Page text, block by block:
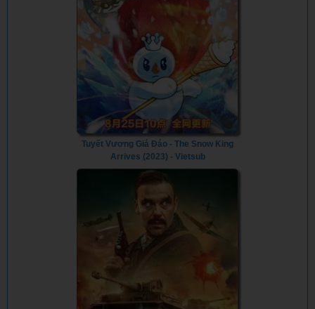
Tuyết Vương Giá Đáo - The Snow King
Arrives (2023) - Vietsub